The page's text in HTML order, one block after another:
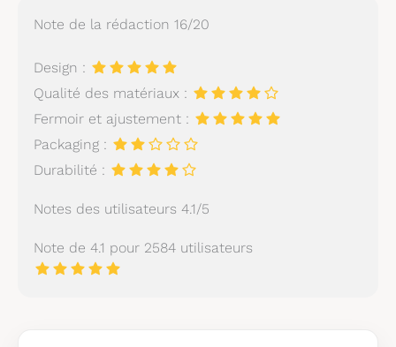
Note de la rédaction 16/20
Design :
Qualité des matériaux :
Fermoir et ajustement :
Packaging :
Durabilité :
Notes des utilisateurs 4.1/5
Note de 4.1 pour 2584 utilisateurs